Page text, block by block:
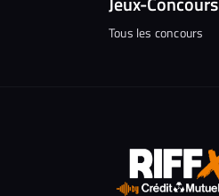
Tous les concours